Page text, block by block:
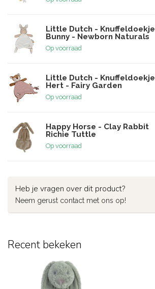
Little Dutch - Knuffeldoekje
Bunny - Newborn Naturals
Op voorraad
Little Dutch - Knuffeldoekje
Hert - Fairy Garden
Op voorraad
Happy Horse - Clay Rabbit
Richie Tuttle
Op voorraad
Heb je vragen over dit product?
Neem gerust contact met ons op!
Recent bekeken